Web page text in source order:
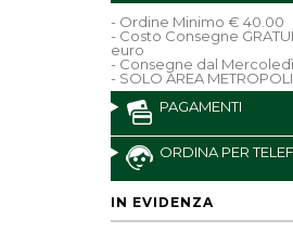
- Ordine Minimo € 40.00
- Costo Consegne
euro
- Consegne dal
- SOLO AREA
PAGAMENTI
ORDINA PER
IN EVIDENZA